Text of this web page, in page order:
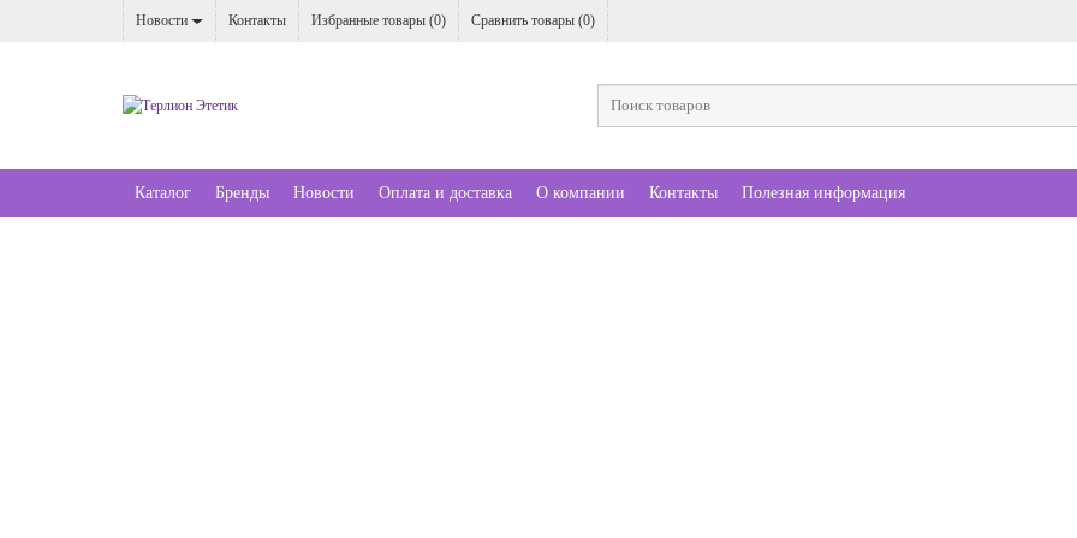
Новости Контакты Избранные товары (0) Сравнить товары (0)
Каталог Бренды Новости Оплата и доставка О компании Контакты Полезная информация